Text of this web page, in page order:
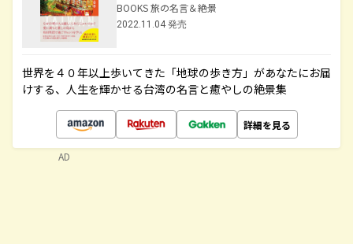
BOOKS 旅の名言＆絶景
2022.11.04 発売
世界を４０年以上歩いてきた「地球の歩き方」があなたにお届
けする、人生を輝かせる台湾の名言と癒やしの絶景集
詳細を見る
AD